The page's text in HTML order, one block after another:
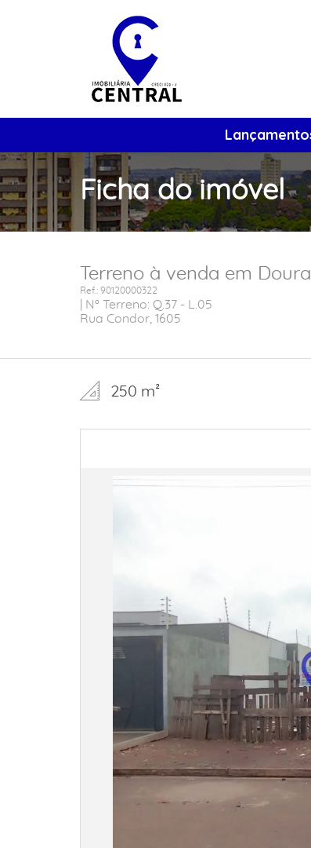
Ficha do imóvel
Terreno à venda em
Ref.: 90120000322
| Nº Terreno: Q.37 - L.05
Rua Condor, 1605
250 m²